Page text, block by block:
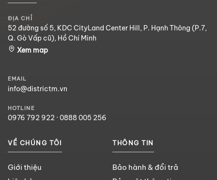
ĐỊA CHỈ
52 đường số 5, KDC CityLand Center Hill, P. Hạnh Thông (P.7,
Q. Gò Vấp cũ), Hồ Chí Minh
Xem map
EMAIL
info@districtm.vn
HOTLINE
0976 792 922 · 0888 005 256
VỀ CHÚNG TÔI
Giới thiệu
THÔNG TIN
Bảo hành & đổi trả